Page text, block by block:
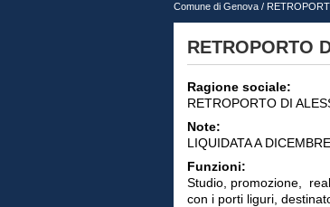
Comune di Genova /
RETROPORTO
Ragione sociale:
RETROPORTO DI
Note:
LIQUIDATA A
Funzioni:
Studio, promozione,
con i porti liguri,